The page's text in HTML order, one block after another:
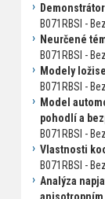
B071RBSI -
Neurčené
B071RBSI -
Modely
B071RBSI -
Model
pohodlí a
B071RBSI -
Vlastnosti
B071RBSI -
Analýza